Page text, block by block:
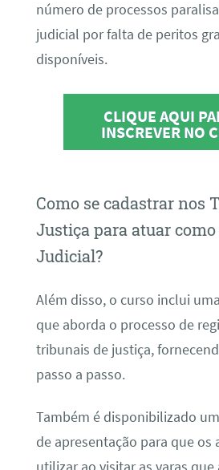
número de processos
judicial por falta de peritos
disponíveis.
CLIQUE AQUI
INSCREVER NO
Como se cadastrar nos
Justiça para atuar
Judicial?
Além disso, o curso inclui
que aborda o processo de
tribunais de justiça,
passo a passo.
Também é disponibilizado
de apresentação para que os